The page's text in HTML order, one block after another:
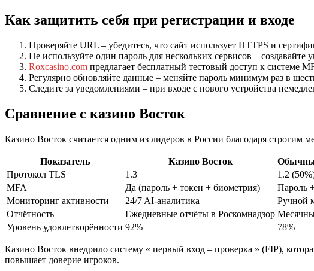
Как защитить себя при регистрации и входе
Проверяйте URL – убедитесь, что сайт использует HTTPS и
Не используйте один пароль для нескольких сервисов –
Roxcasino.com предлагает бесплатный тестовый доступ к системе
Регулярно обновляйте данные – меняйте пароль минимум раз в
Следите за уведомлениями – при входе с нового устройства
Сравнение с казино Восток
Казино Восток считается одним из лидеров в России благодаря строгим
Показатель Казино Восток
Протокол TLS
1.3
1.2
MFA
Да (пароль + токен + биометрия)
Пароль
Мониторинг активности
24/7 AI‑аналитика
Ручной
Отчётность
Ежедневные отчёты в Роскомнадзор
Уровень удовлетворённости 92% 78%
Казино Восток внедрило систему « первый вход – проверка » (FIP),
повышает доверие игроков.